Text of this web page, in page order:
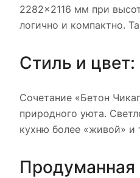
2282×2116 мм при
логично и компактно.
Стиль и
Сочетание «Бетон
природного уюта.
кухню более «живой» и
Продуманная